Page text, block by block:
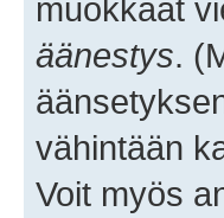
muokkaat
äänestys.
vähintään
Voit myös